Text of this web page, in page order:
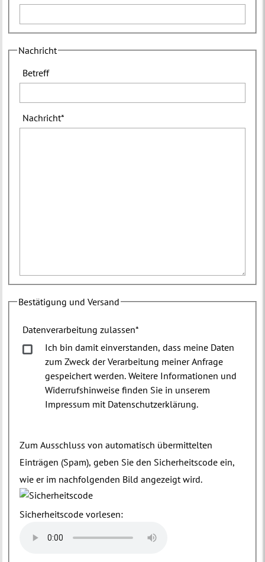
Nachricht
Betreff
Nachricht*
Bestätigung und Versand
Datenverarbeitung zulassen*
Ich bin damit einverstanden, dass meine Daten
zum Zweck der Verarbeitung meiner Anfrage
gespeichert werden. Weitere Informationen und
Widerrufshinweise finden Sie in unserem
Impressum mit Datenschutzerklärung.
Zum Ausschluss von automatisch übermittelten
Einträgen (Spam), geben Sie den Sicherheitscode ein,
wie er im nachfolgenden Bild angezeigt wird.
Sicherheitscode vorlesen: